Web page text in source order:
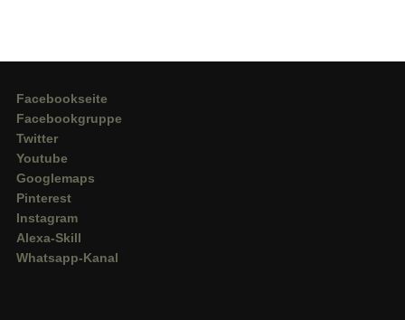
Facebookseite
Facebookgruppe
Twitter
Youtube
Googlemaps
Pinterest
Instagram
Alexa-Skill
Whatsapp-Kanal